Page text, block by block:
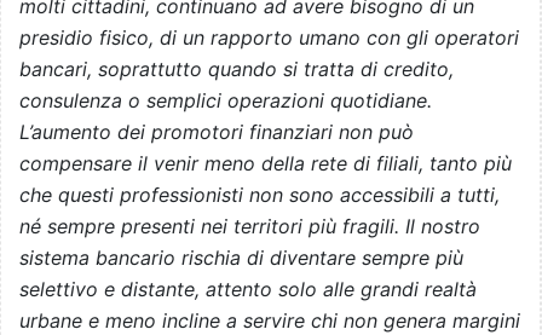
molti cittadini, continuano ad avere bisogno di un
presidio fisico, di un rapporto umano con gli operatori
bancari, soprattutto quando si tratta di credito,
consulenza o semplici operazioni quotidiane.
L’aumento dei promotori finanziari non può
compensare il venir meno della rete di filiali, tanto più
che questi professionisti non sono accessibili a tutti,
né sempre presenti nei territori più fragili. Il nostro
sistema bancario rischia di diventare sempre più
selettivo e distante, attento solo alle grandi realtà
urbane e meno incline a servire chi non genera margini